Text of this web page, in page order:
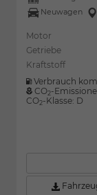
Neuwagen
Motor
Getriebe
Kraftstoff
Verbrauch
CO2-
CO2-Klasse: D